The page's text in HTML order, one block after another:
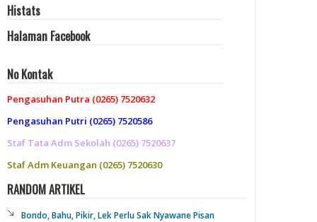
Histats
Halaman Facebook
No Kontak
Pengasuhan Putra (0265) 7520632
Pengasuhan Putri (0265) 7520586
Staf Tata Adm Sekolah (0265) 7520637
Staf Adm Keuangan (0265) 7520630
RANDOM ARTIKEL
Bondo, Bahu, Pikir, Lek Perlu Sak Nyawane Pisan